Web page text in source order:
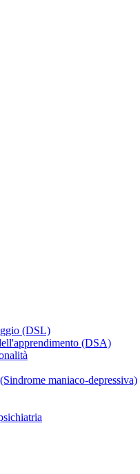
(DSL)
(DSA)
maniaco-depressiva)